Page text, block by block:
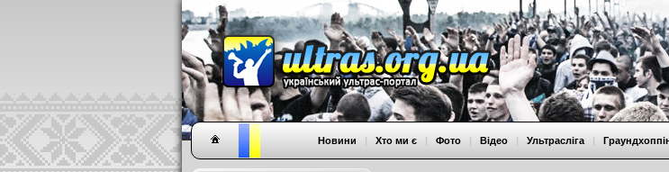
Новини | Хто ми є | Фото | Відео | Ультрасліга |